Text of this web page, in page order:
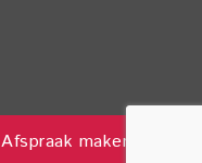
Afspraak maken